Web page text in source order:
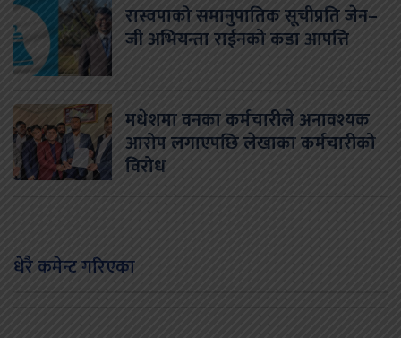
रास्वपाको समानुपातिक सूचीप्रति जेन–
जी अभियन्ता राईनको कडा आपत्ति
मधेशमा वनका कर्मचारीले अनावश्यक
आरोप लगाएपछि लेखाका कर्मचारीको
विरोध
धेरै कमेन्ट गरिएका